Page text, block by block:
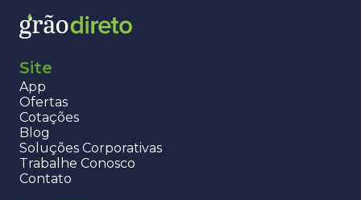
Site
App
Ofertas
Cotações
Blog
Soluções Corporativas
Trabalhe Conosco
Contato